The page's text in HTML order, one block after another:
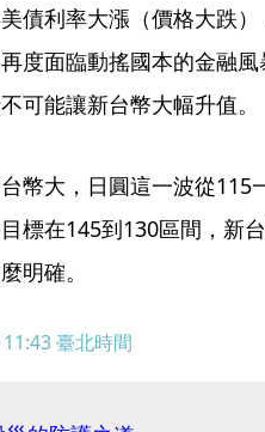
債利率大漲（價格大跌
度面臨動搖國本的金融
可能讓新台幣大幅升值。
幣大，日圓這一波從115
標在145到130區間，新
明確。
臺北時間